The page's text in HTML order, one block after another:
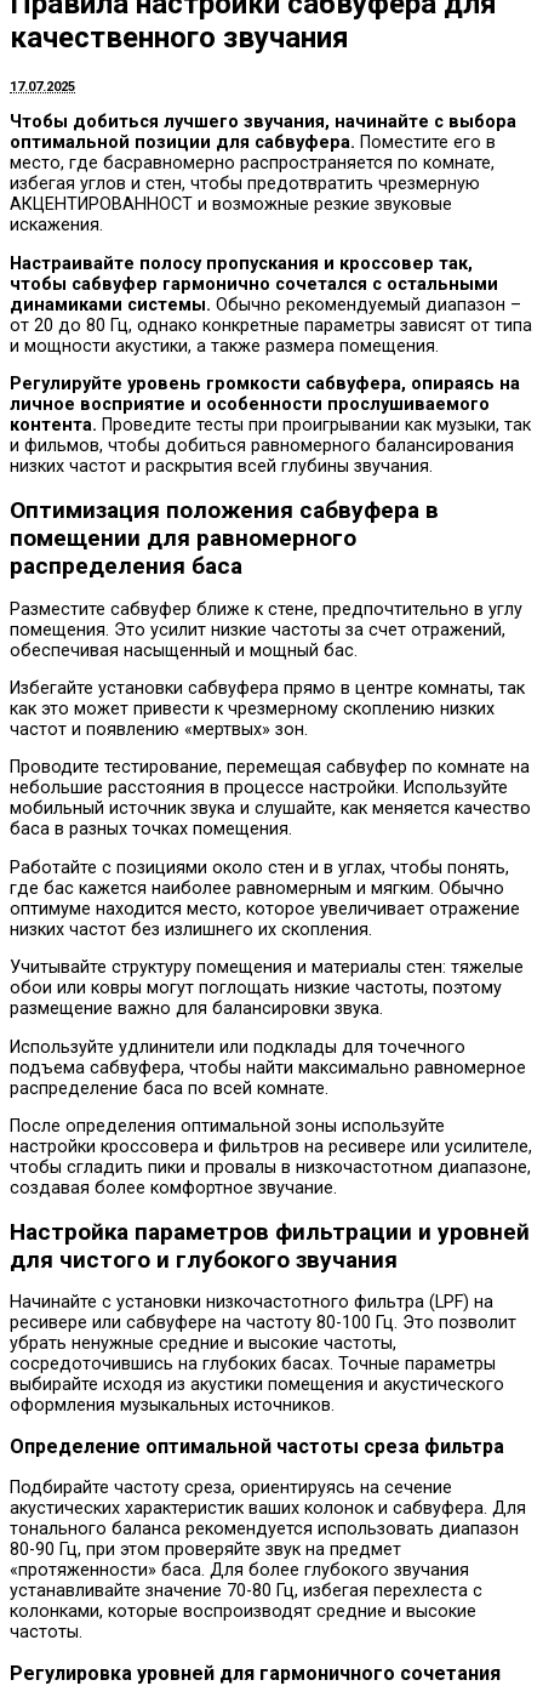
качественного звучания
17.07.2025
Чтобы добиться лучшего звучания, начинайте с выбора
оптимальной позиции для сабвуфера. Поместите его в
место, где басравномерно распространяется по комнате,
избегая углов и стен, чтобы предотвратить чрезмерную
АКЦЕНТИРОВАННОСТ и возможные резкие звуковые
искажения.
Настраивайте полосу пропускания и кроссовер так,
чтобы сабвуфер гармонично сочетался с остальными
динамиками системы. Обычно рекомендуемый диапазон –
от 20 до 80 Гц, однако конкретные параметры зависят от типа
и мощности акустики, а также размера помещения.
Регулируйте уровень громкости сабвуфера, опираясь на
личное восприятие и особенности прослушиваемого
контента. Проведите тесты при проигрывании как музыки, так
и фильмов, чтобы добиться равномерного балансирования
низких частот и раскрытия всей глубины звучания.
Оптимизация положения сабвуфера в
помещении для равномерного
распределения баса
Разместите сабвуфер ближе к стене, предпочтительно в углу
помещения. Это усилит низкие частоты за счет отражений,
обеспечивая насыщенный и мощный бас.
Избегайте установки сабвуфера прямо в центре комнаты, так
как это может привести к чрезмерному скоплению низких
частот и появлению «мертвых» зон.
Проводите тестирование, перемещая сабвуфер по комнате на
небольшие расстояния в процессе настройки. Используйте
мобильный источник звука и слушайте, как меняется качество
баса в разных точках помещения.
Работайте с позициями около стен и в углах, чтобы понять,
где бас кажется наиболее равномерным и мягким. Обычно
оптимуме находится место, которое увеличивает отражение
низких частот без излишнего их скопления.
Учитывайте структуру помещения и материалы стен: тяжелые
обои или ковры могут поглощать низкие частоты, поэтому
размещение важно для балансировки звука.
Используйте удлинители или подклады для точечного
подъема сабвуфера, чтобы найти максимально равномерное
распределение баса по всей комнате.
После определения оптимальной зоны используйте
настройки кроссовера и фильтров на ресивере или усилителе,
чтобы сгладить пики и провалы в низкочастотном диапазоне,
создавая более комфортное звучание.
Настройка параметров фильтрации и уровней
для чистого и глубокого звучания
Начинайте с установки низкочастотного фильтра (LPF) на
ресивере или сабвуфере на частоту 80-100 Гц. Это позволит
убрать ненужные средние и высокие частоты,
сосредоточившись на глубоких басах. Точные параметры
выбирайте исходя из акустики помещения и акустического
оформления музыкальных источников.
Определение оптимальной частоты среза фильтра
Подбирайте частоту среза, ориентируясь на сечение
акустических характеристик ваших колонок и сабвуфера. Для
тонального баланса рекомендуется использовать диапазон
80-90 Гц, при этом проверяйте звук на предмет
«протяженности» баса. Для более глубокого звучания
устанавливайте значение 70-80 Гц, избегая перехлеста с
колонками, которые воспроизводят средние и высокие
частоты.
Регулировка уровней для гармоничного сочетания